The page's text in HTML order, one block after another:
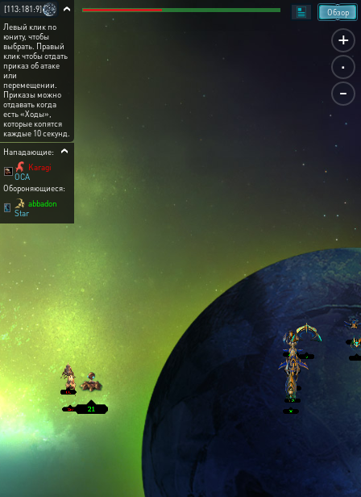
+
.
-
Обзор
[113:181:9]
Левый клик по
юниту, чтобы
выбрать. Правый
клик чтобы отдать
приказ об атаке
или
перемещении.
Приказы можно
отдавать когда
есть «Ходы»,
которые копятся
каждые 10 секунд.
Нападающие:
Karagi
OCA
Обороняющиеся:
abbadon
Star